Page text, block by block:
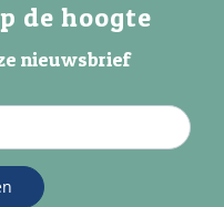
de hoogte
nieuwsbrief